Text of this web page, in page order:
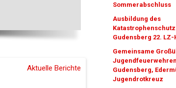
Aktuelle Berichte
Sommerabschluss
Ausbildung des
Gudensberg 22. LZ-
Gemeinsame
Gudensberg,
Jugendrotkreuz